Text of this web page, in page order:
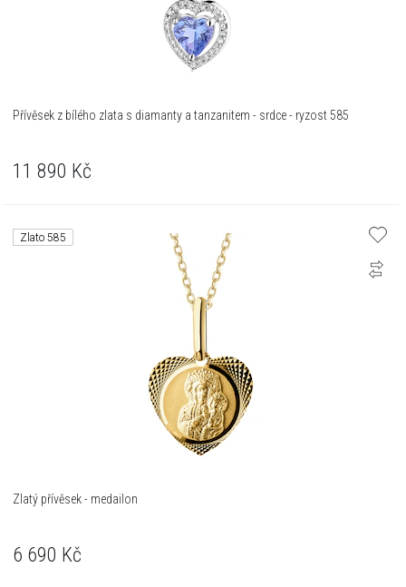
Přívěsek z bílého zlata s diamanty a tanzanitem - srdce - ryzost 585
11 890 Kč
Zlato 585
Zlatý přívěsek - medailon
6 690 Kč